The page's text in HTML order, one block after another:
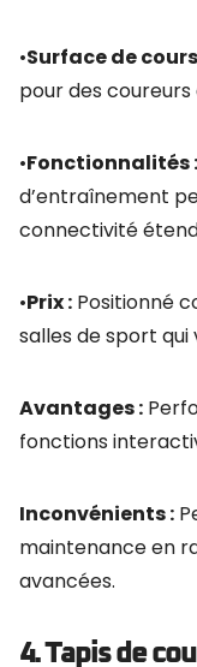
•Surface de
pour des
•Fonctionnalités :
d’entraînement
connectivité
•Prix : Positionné
salles de sport qui
Avantages :
fonctions
Inconvénients :
maintenance en
avancées.
4. Tapis de